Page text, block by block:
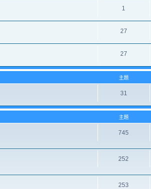
1
27
27
主題
31
主題
745
252
253